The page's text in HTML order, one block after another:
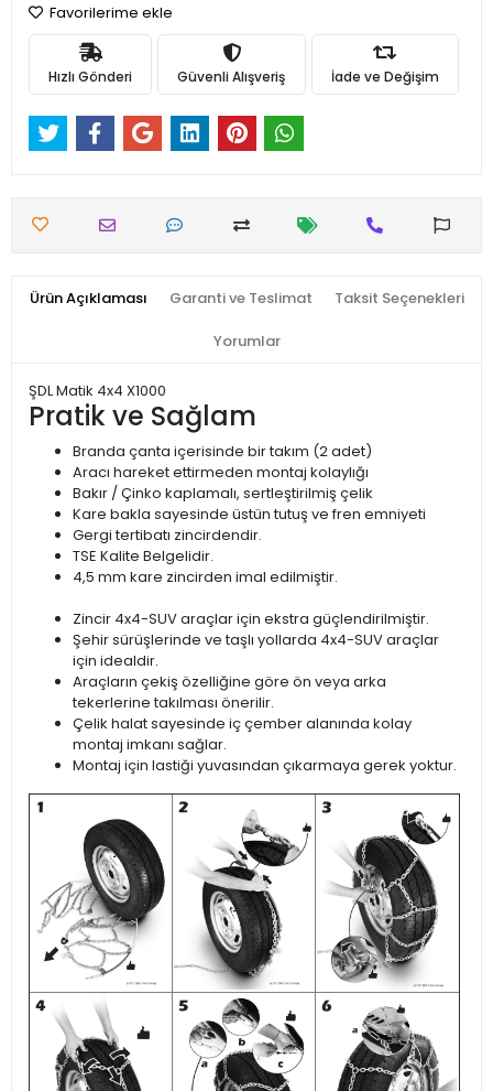
Favorilerime ekle
Hızlı Gönderi Güvenli Alışveriş İade ve Değişim
Ürün Açıklaması Garanti ve Teslimat Taksit Seçenekleri
Yorumlar
ŞDL Matik 4x4 X1000
Pratik ve Sağlam
Branda çanta içerisinde bir takım (2 adet)
Aracı hareket ettirmeden montaj kolaylığı
Bakır / Çinko kaplamalı, sertleştirilmiş çelik
Kare bakla sayesinde üstün tutuş ve fren emniyeti
Gergi tertibatı zincirdendir.
TSE Kalite Belgelidir.
4,5 mm kare zincirden imal edilmiştir.
Zincir 4x4-SUV araçlar için ekstra güçlendirilmiştir.
Şehir sürüşlerinde ve taşlı yollarda 4x4-SUV araçlar
için idealdir.
Araçların çekiş özelliğine göre ön veya arka
tekerlerine takılması önerilir.
Çelik halat sayesinde iç çember alanında kolay
montaj imkanı sağlar.
Montaj için lastiği yuvasından çıkarmaya gerek yoktur.